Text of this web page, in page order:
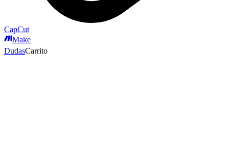
CapCut
Make
DudasCarrito